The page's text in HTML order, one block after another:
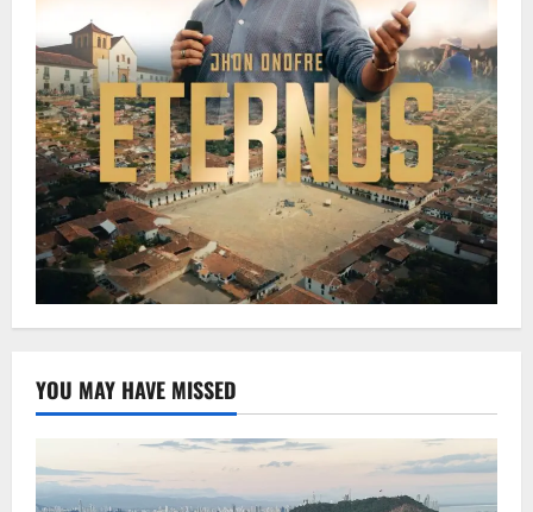
YOU MAY HAVE MISSED